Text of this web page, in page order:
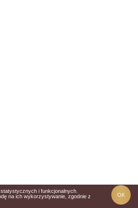
i funkcjonalnych.
na ich wykorzystywanie, zgodnie z
OK